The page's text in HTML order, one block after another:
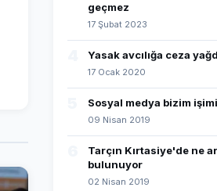
geçmez
17 Şubat 2023
Yasak avcılığa ceza
17 Ocak 2020
Sosyal medya bizim
09 Nisan 2019
Tarçın Kırtasiye'de ne
bulunuyor
02 Nisan 2019